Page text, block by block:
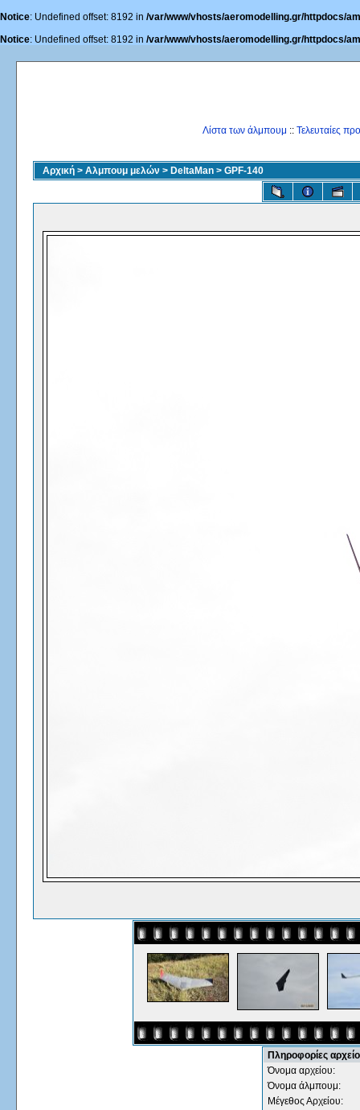
Notice: Undefined offset: 8192 in /var/www/vhosts/aeromodelling.gr/httpdocs/
Notice: Undefined offset: 8192 in /var/www/vhosts/aeromodelling.gr/httpdocs/
Λίστα των άλμπουμ :: Τελευταίες
Αρχική > Αλμπουμ μελών > DeltaMan > GPF-140
Πληροφορίες
Όνομα αρχείου:
Όνομα άλμπουμ:
Μέγεθος Αρχείου: